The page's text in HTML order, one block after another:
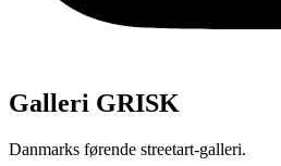
Galleri GRISK
Danmarks førende streetart-galleri.